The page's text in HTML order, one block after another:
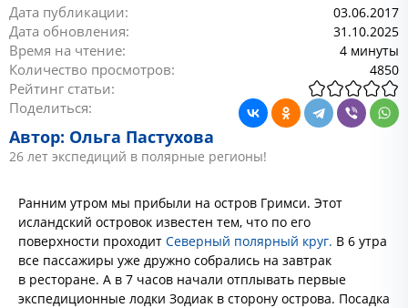
Автор: Ольга Пастухова
26 лет экспедиций в полярные регионы!
Дата публикации: 03.06.2017
Дата обновления: 31.10.2025
Время на чтение: 4 минуты
Количество просмотров: 4850
Рейтинг статьи:
Поделиться:
Ранним утром мы прибыли на остров Гримси. Этот
исландский островок известен тем, что по его
поверхности проходит Северный полярный круг. В 6 утра
все пассажиры уже дружно собрались на завтрак
в ресторане. А в 7 часов начали отплывать первые
экспедиционные лодки Зодиак в сторону острова. Посадка